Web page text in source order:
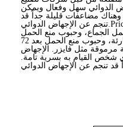
الدوائي سهل وفعال ويمكن
مضاعفات قليلة جداً قد
تنجم عن الإجهاض الدوائي.Price 200 ملغ وميزو كلير، وحبوب منع
الجماع، وحبوب منع الحمل
الطارئة، وحبوب منع الحمل بعد 72 hours من الجماع. جميع حبوبنا
مثل فايزر. الإجهاض
شخص القيام به بسرية تامة.